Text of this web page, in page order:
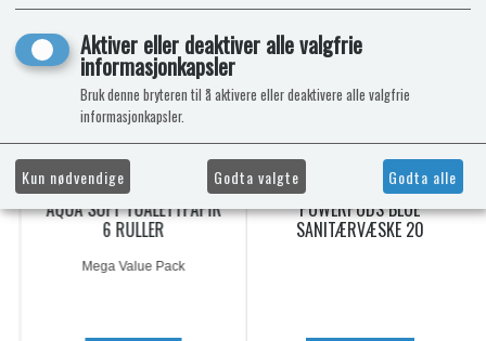
AQUA SOFT TOALETTPAPIR
6 RULLER
Mega Value Pack
POWERPODS BLUE
SANITÆRVÆSKE 20
Aktiver eller deaktiver alle valgfrie
informasjonkapsler
Bruk denne bryteren til å aktivere eller deaktivere alle valgfrie
informasjonkapsler.
Kun nødvendige Godta valgte Godta alle